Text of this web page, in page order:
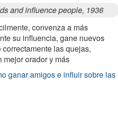
and influence people, 1936
convenza a más
su influencia, gane nuevos
las quejas,
mejor orador y más
ganar amigos e influir sobre las